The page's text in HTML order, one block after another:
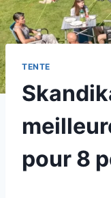
TENTE
pour 8